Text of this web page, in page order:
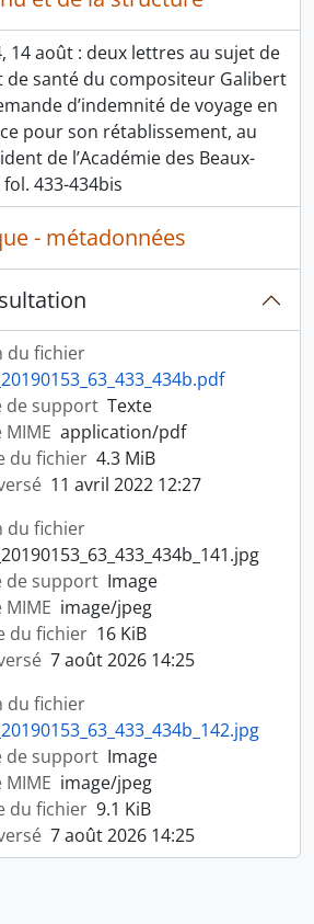
14 août : deux lettres au sujet de
de santé du compositeur Galibert
d’indemnité de voyage en
pour son rétablissement, au
de l’Académie des Beaux-
433-434bis
- métadonnées
du fichier
de support Texte
MIME application/pdf
du fichier 4.3 MiB
11 avril 2022 12:27
du fichier
de support Image
MIME image/jpeg
du fichier 16 KiB
7 août 2026 14:25
du fichier
de support Image
MIME image/jpeg
du fichier 9.1 KiB
7 août 2026 14:25